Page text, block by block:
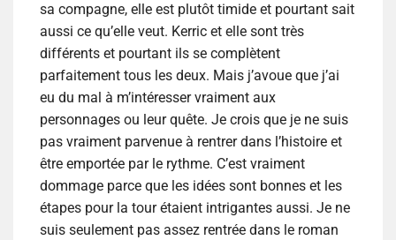
sa compagne, elle est plutôt timide et pourtant sait
aussi ce qu’elle veut. Kerric et elle sont très
différents et pourtant ils se complètent
parfaitement tous les deux. Mais j’avoue que j’ai
eu du mal à m’intéresser vraiment aux
personnages ou leur quête. Je crois que je ne suis
pas vraiment parvenue à rentrer dans l’histoire et
être emportée par le rythme. C’est vraiment
dommage parce que les idées sont bonnes et les
étapes pour la tour étaient intrigantes aussi. Je ne
suis seulement pas assez rentrée dans le roman